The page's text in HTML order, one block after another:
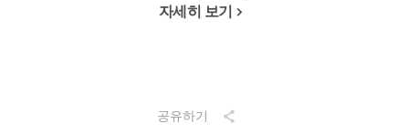
자세히 보기
공유하기